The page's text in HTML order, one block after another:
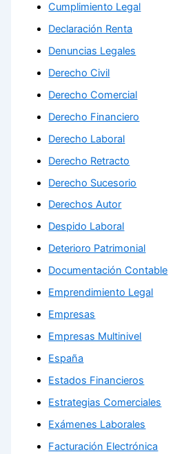
Cumplimiento Legal
Declaración Renta
Denuncias Legales
Derecho Civil
Derecho Comercial
Derecho Financiero
Derecho Laboral
Derecho Retracto
Derecho Sucesorio
Derechos Autor
Despido Laboral
Deterioro Patrimonial
Documentación Contable
Emprendimiento Legal
Empresas
Empresas Multinivel
España
Estados Financieros
Estrategias Comerciales
Exámenes Laborales
Facturación Electrónica